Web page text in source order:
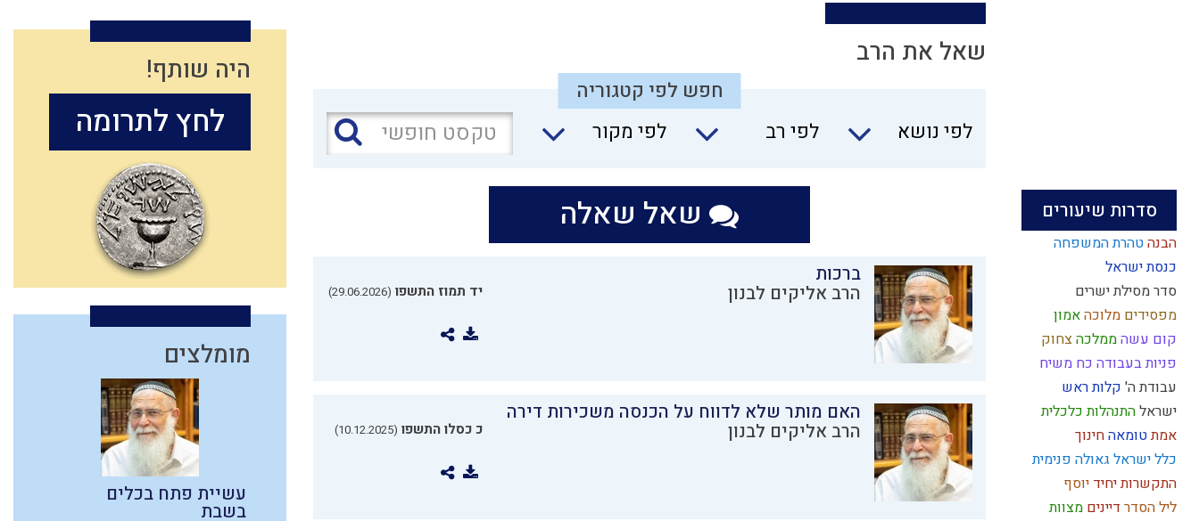
סדרות שיעורים
הבנהטהרת המשפחה
כנסת ישראל
סדר מסילת ישרים
מפסידים מלוכהאמון
קום עשהממלכהצחוק
פניות בעבודה כח משיח
עבודת ה' קלות ראש
ישראלהתנהלות כלכלית
אמתטומאהחינוך
כלל ישראל גאולה פנימית
התקשרותיחיד יוסף
ליל הסדר דיינים מצוות
שאל את הרב
חפש לפי קטגוריה
לפי נושא
לפי רב לפי מקור
שאל שאלה
ברכות
הרב אליקים לבנון יד תמוז התשפו (29.06.2026)
האם מותר שלא לדווח על הכנסה משכירות דירה
הרב אליקים לבנון כ כסלו התשפו (10.12.2025)
היה שותף!
לחץ לתרומה
מומלצים
עשיית פתח בכלים
בשבת